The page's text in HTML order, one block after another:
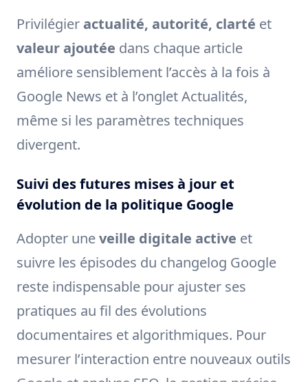
Privilégier actualité, autorité, clarté et
valeur ajoutée dans chaque article
améliore sensiblement l’accès à la fois à
Google News et à l’onglet Actualités,
même si les paramètres techniques
divergent.
Suivi des futures mises à jour et
évolution de la politique Google
Adopter uneveille digitale active et
suivre les épisodes du changelog Google
reste indispensable pour ajuster ses
pratiques au fil des évolutions
documentaires et algorithmiques. Pour
mesurer l’interaction entre nouveaux outils